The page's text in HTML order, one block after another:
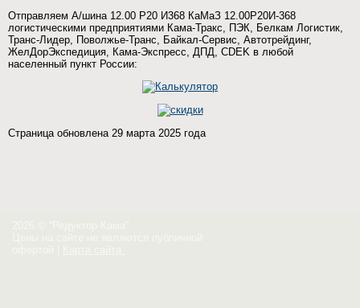
Отправляем А/шина 12.00 Р20 И368 КаМаЗ 12.00Р20И-368
логистическими предприятиями Кама-Тракс, ПЭК, Белкам Логистик,
Транс-Лидер, Поволжье-Транс, Байкал-Сервис, Автотрейдинг,
ЖелДорЭкспедиция, Кама-Экспресс, ДПД, CDEK в любой
населенный пункт России:
Страница обновлена 29 марта 2025 года